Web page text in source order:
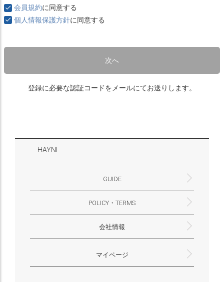
会員規約に同意する
個人情報保護方針に同意する
次へ
登録に必要な認証コードをメールにてお送りします。
HAYNI
GUIDE
よくあるご質問・お問合せ
お支払いについて
配送・送料について
ギフトサービスについて
一緒に働く？(HAYNI採用情報サイトへ)
for Foreigners (overseas delivery)
POLICY・TERMS
返品・交換について
プライバシーポリシー
特定商取引法に基づく表示
外部送信ポリシー
会社情報
大阪府大阪市淀川区十八条3-9-35
電話番号：06-6868-9671
※お電話でのお問合せ受付は行っておりません
メール：support@hayni.jp
お問い合わせはこちらからお願いいたします
営業時間：10：00～15：00（金曜日は14：00ま
定休日： 土・日・祝祭日
※土日祝祭日はお休みをいただきます。
メールの返信は翌営業日となりますので、ご了承
マイページ